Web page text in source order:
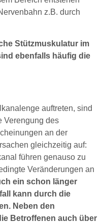
z.B. durch
Stützmuskulatur im
ebenfalls häufig die
auftreten, sind
Verengung des
an der
gleichzeitig auf:
führen genauso zu
Veränderungen an
ein schon länger
kann durch die
Neben den
Betroffenen auch über